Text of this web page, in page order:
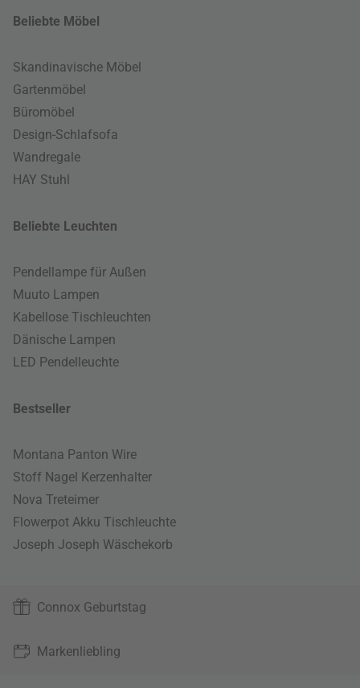
Beliebte Möbel
Skandinavische Möbel
Gartenmöbel
Büromöbel
Design-Schlafsofa
Wandregale
HAY Stuhl
Beliebte Leuchten
Pendellampe für Außen
Muuto Lampen
Kabellose Tischleuchten
Dänische Lampen
LED Pendelleuchte
Bestseller
Montana Panton Wire
Stoff Nagel Kerzenhalter
Nova Treteimer
Flowerpot Akku Tischleuchte
Joseph Joseph Wäschekorb
Connox Geburtstag
Markenliebling